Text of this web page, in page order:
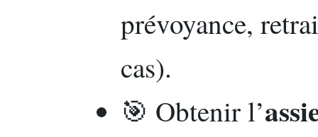
prévoyance,
cas).
🎯 Obtenir l’